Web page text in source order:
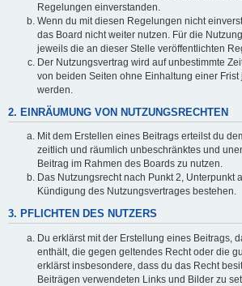
Regelungen einverstanden.
Wenn du mit diesen Regelungen nicht
das Board nicht weiter nutzen. Für die
jeweils die an dieser Stelle veröffentlichten
Der Nutzungsvertrag wird auf unbestimmte
von beiden Seiten ohne Einhaltung einer
werden.
2. EINRÄUMUNG VON NUTZUNGSRECHTEN
Mit dem Erstellen eines Beitrags erteilst du
zeitlich und räumlich unbeschränktes und
Beitrag im Rahmen des Boards zu nutzen.
Das Nutzungsrecht nach Punkt 2, Unterpunkt
Kündigung des Nutzungsvertrages bestehen.
3. PFLICHTEN DES NUTZERS
Du erklärst mit der Erstellung eines Beitrags,
enthält, die gegen geltendes Recht oder die
erklärst insbesondere, dass du das Recht
Beiträgen verwendeten Links und Bilder zu